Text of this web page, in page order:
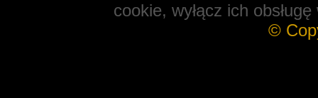
cookie, wyłącz ich
©